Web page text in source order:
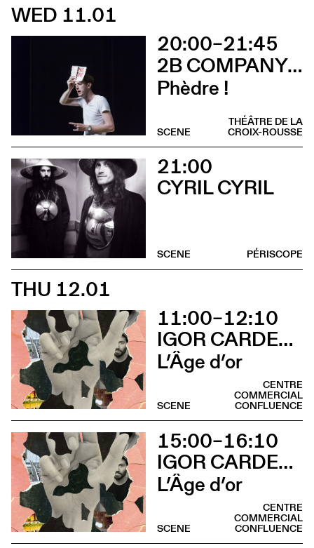
WED 11.01
20:00–21:45
2B COMPANY - FRANÇOIS GREMAUD
Phèdre !
THÉÂTRE DE LA
CROIX-ROUSSE
SCENE
21:00
CYRIL CYRIL
PÉRISCOPE
SCENE
THU 12.01
11:00–12:10
IGOR CARDELLINI & TOMAS GONZALEZ
L’Âge d’or
CENTRE
COMMERCIAL
CONFLUENCE
SCENE
15:00–16:10
IGOR CARDELLINI & TOMAS GONZALEZ
L’Âge d’or
CENTRE
COMMERCIAL
CONFLUENCE
SCENE